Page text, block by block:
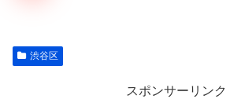
渋谷区
スポンサーリンク